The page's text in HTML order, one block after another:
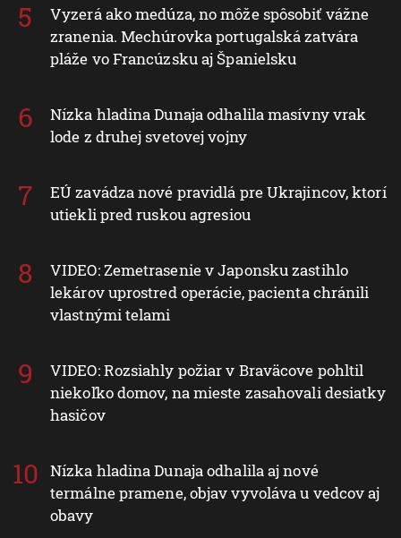
Vyzerá ako medúza, no môže spôsobiť vážne
zranenia. Mechúrovka portugalská zatvára
pláže vo Francúzsku aj Španielsku
Nízka hladina Dunaja odhalila masívny vrak
lode z druhej svetovej vojny
EÚ zavádza nové pravidlá pre Ukrajincov, ktorí
utiekli pred ruskou agresiou
VIDEO: Zemetrasenie v Japonsku zastihlo
lekárov uprostred operácie, pacienta chránili
vlastnými telami
VIDEO: Rozsiahly požiar v Braväcove pohltil
niekoľko domov, na mieste zasahovali desiatky
hasičov
Nízka hladina Dunaja odhalila aj nové
termálne pramene, objav vyvoláva u vedcov aj
obavy